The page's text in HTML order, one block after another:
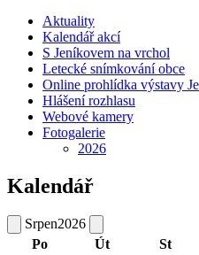
Aktuality
Kalendář akcí
S Jeníkovem na vrchol
Letecké snímkování obce
Online prohlídka výstavy
Hlášení rozhlasu
Webové kamery
Fotogalerie
2026
Kalendář
Srpen2026
Po
Út St